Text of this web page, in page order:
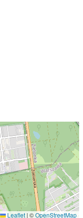
Leaflet | ©OpenStreetMap